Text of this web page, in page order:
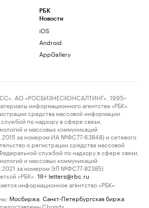
РБК
Новости
iOS
Android
AppGallery
АО «РОСБИЗНЕСКОНСАЛТИНГ», 1995–
информационного агентства «РБК»
средства массовой информации
по надзору в сфере связи,
и массовых коммуникаций
за номером ИА №ФС77-63848) и сетевого
о регистрации средства массовой
службой по надзору в сфере связи,
и массовых коммуникаций
за номером ЭЛ №ФС77-82385)
«РБК».
18+ letters@rbc.ru
информационное агентство «РБК».
Мосбиржа Санкт-Петербургская биржа
Cbonds.